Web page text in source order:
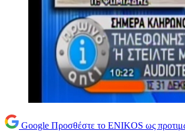
Google Προσθέστε το ENIKOS ως